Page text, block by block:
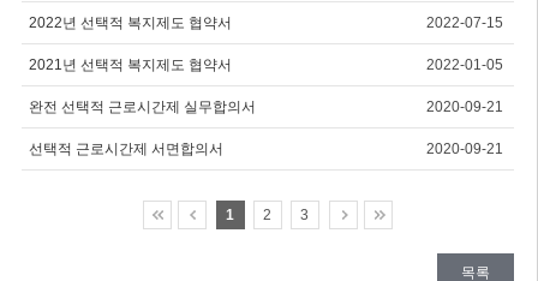
2022년 선택적 복지제도 협약서 2022-07-15
2021년 선택적 복지제도 협약서 2022-01-05
완전 선택적 근로시간제 실무합의서 2020-09-21
선택적 근로시간제 서면합의서 2020-09-21
1 2 3
목록